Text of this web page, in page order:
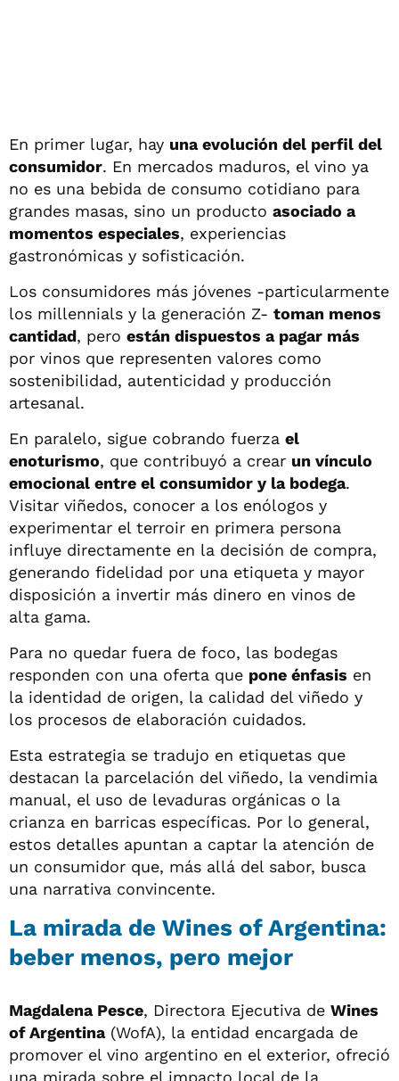
En primer lugar, hay una evolución del perfil del
consumidor. En mercados maduros, el vino ya
no es una bebida de consumo cotidiano para
grandes masas, sino un producto asociado a
momentos especiales, experiencias
gastronómicas y sofisticación.
Los consumidores más jóvenes -particularmente
los millennials y la generación Z- toman menos
cantidad, pero están dispuestos a pagar más
por vinos que representen valores como
sostenibilidad, autenticidad y producción
artesanal.
En paralelo, sigue cobrando fuerza el
enoturismo, que contribuyó a crear un vínculo
emocional entre el consumidor y la bodega.
Visitar viñedos, conocer a los enólogos y
experimentar el terroir en primera persona
influye directamente en la decisión de compra,
generando fidelidad por una etiqueta y mayor
disposición a invertir más dinero en vinos de
alta gama.
Para no quedar fuera de foco, las bodegas
responden con una oferta que pone énfasis en
la identidad de origen, la calidad del viñedo y
los procesos de elaboración cuidados.
Esta estrategia se tradujo en etiquetas que
destacan la parcelación del viñedo, la vendimia
manual, el uso de levaduras orgánicas o la
crianza en barricas específicas. Por lo general,
estos detalles apuntan a captar la atención de
un consumidor que, más allá del sabor, busca
una narrativa convincente.
La mirada de Wines of Argentina:
beber menos, pero mejor
Magdalena Pesce, Directora Ejecutiva de Wines
of Argentina(WofA), la entidad encargada de
promover el vino argentino en el exterior, ofreció
una mirada sobre el impacto local de la